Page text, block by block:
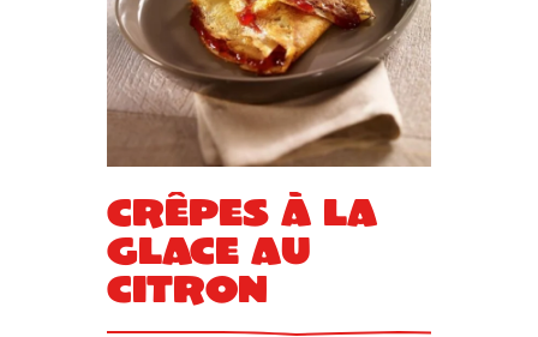
Crêpes à la
glace au
citron